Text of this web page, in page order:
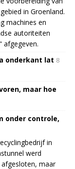
in Groenland.
machines en
autoriteiten
afgegeven.
onderkant lat 8
maar hoe
onder controle,
in
werd
maar